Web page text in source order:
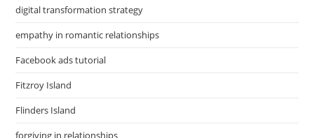
ใน
รูป
พหุภาคี
digital transformation strategy
empathy in romantic relationships
Facebook ads tutorial
Fitzroy Island
Flinders Island
forgiving in relationships